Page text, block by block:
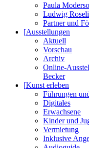
Paula
Ludwig
Partner und
[Ausstellungen
Aktuell
Vorschau
Archiv
Online-
Becker
[Kunst erleben
Führungen
Digitales
Erwachsene
Kinder und
Vermietung
Inklusive